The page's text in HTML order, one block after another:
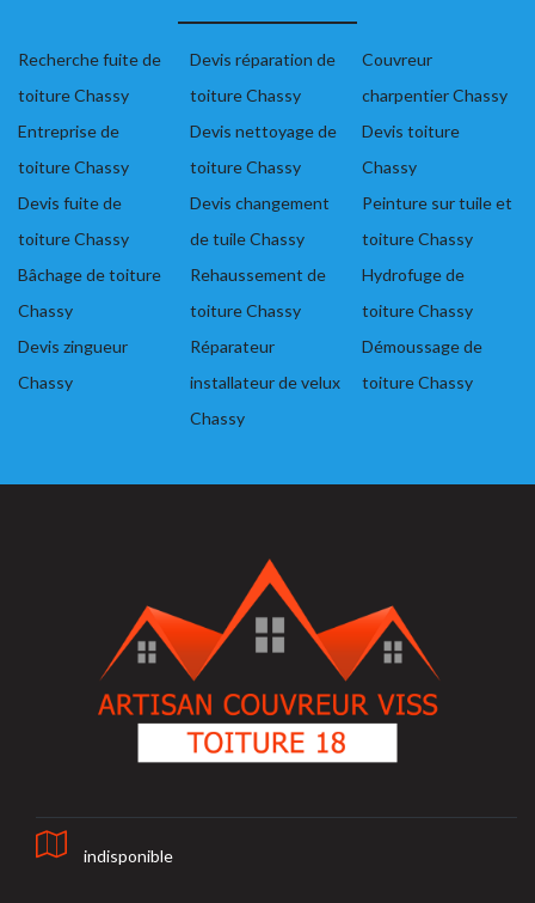
Recherche fuite de
toiture Chassy
Entreprise de
toiture Chassy
Devis fuite de
toiture Chassy
Bâchage de toiture
Chassy
Devis zingueur
Chassy
Devis réparation de
toiture Chassy
Devis nettoyage de
toiture Chassy
Devis changement
de tuile Chassy
Rehaussement de
toiture Chassy
Réparateur
installateur de velux
Chassy
Couvreur
charpentier Chassy
Devis toiture
Chassy
Peinture sur tuile et
toiture Chassy
Hydrofuge de
toiture Chassy
Démoussage de
toiture Chassy
indisponible